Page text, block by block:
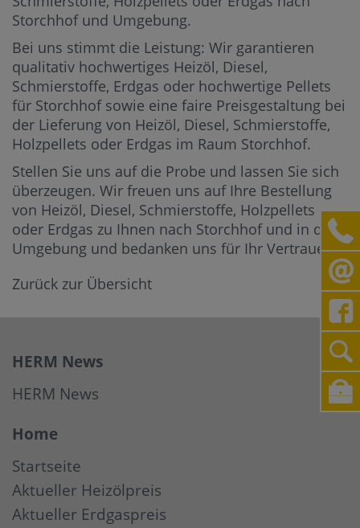
Storchhof und Umgebung.
Bei uns stimmt die Leistung: Wir garantieren
qualitativ hochwertiges Heizöl, Diesel,
Schmierstoffe, Erdgas oder hochwertige Pellets
für Storchhof sowie eine faire Preisgestaltung bei
der Lieferung von Heizöl, Diesel, Schmierstoffe,
Holzpellets oder Erdgas im Raum Storchhof.
Stellen Sie uns auf die Probe und lassen Sie sich
überzeugen. Wir freuen uns auf Ihre Bestellung
von Heizöl, Diesel, Schmierstoffe, Holzpellets
oder Erdgas zu Ihnen nach Storchhof und in die
Umgebung und bedanken uns für Ihr Vertrauen.
Zurück zur Übersicht
HERM News
HERM News
Home
Startseite
Aktueller Heizölpreis
Aktueller Erdgaspreis